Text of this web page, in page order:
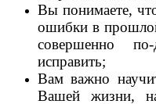
Вы понимаете,
ошибки в
совершенно
исправить;
Вам важно
Вашей жизни,